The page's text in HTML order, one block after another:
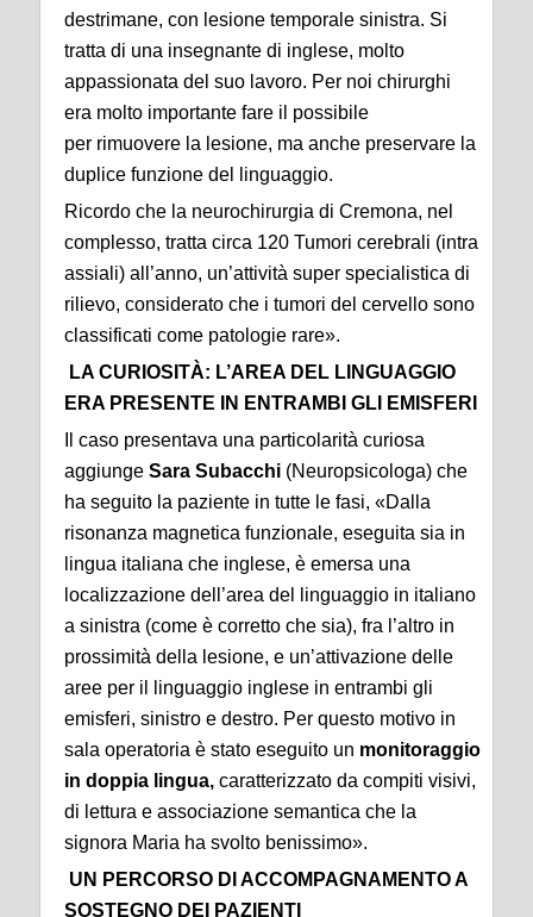
destrimane, con lesione temporale sinistra. Si
tratta di una insegnante di inglese, molto
appassionata del suo lavoro. Per noi chirurghi
era molto importante fare il possibile
per rimuovere la lesione, ma anche preservare la
duplice funzione del linguaggio.
Ricordo che la neurochirurgia di Cremona, nel
complesso, tratta circa 120 Tumori cerebrali (intra
assiali) all’anno, un’attività super specialistica di
rilievo, considerato che i tumori del cervello sono
classificati come patologie rare».
LA CURIOSITÀ: L’AREA DEL LINGUAGGIO
ERA PRESENTE IN ENTRAMBI GLI EMISFERI
Il caso presentava una particolarità curiosa
aggiunge Sara Subacchi (Neuropsicologa) che
ha seguito la paziente in tutte le fasi, «Dalla
risonanza magnetica funzionale, eseguita sia in
lingua italiana che inglese, è emersa una
localizzazione dell’area del linguaggio in italiano
a sinistra (come è corretto che sia), fra l’altro in
prossimità della lesione, e un’attivazione delle
aree per il linguaggio inglese in entrambi gli
emisferi, sinistro e destro. Per questo motivo in
sala operatoria è stato eseguito un monitoraggio
in doppia lingua, caratterizzato da compiti visivi,
di lettura e associazione semantica che la
signora Maria ha svolto benissimo».
UN PERCORSO DI ACCOMPAGNAMENTO A
SOSTEGNO DEI PAZIENTI